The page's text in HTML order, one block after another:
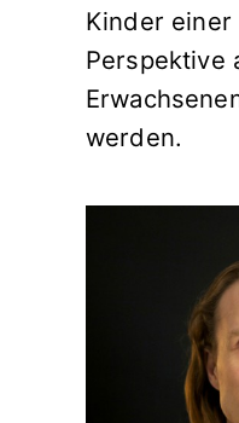
Kinder einer
Perspektive
werden.